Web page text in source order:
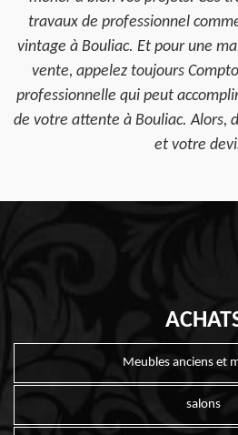
travaux de professionnel
vintage à Bouliac. Et pour une
vente, appelez toujours
professionnelle qui peut
de votre attente à Bouliac. Alors,
et votre
Meubles anciens et
salons